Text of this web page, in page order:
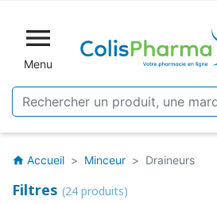

Menu
home Accueil Minceur Draineurs
Filtres (24 produits)